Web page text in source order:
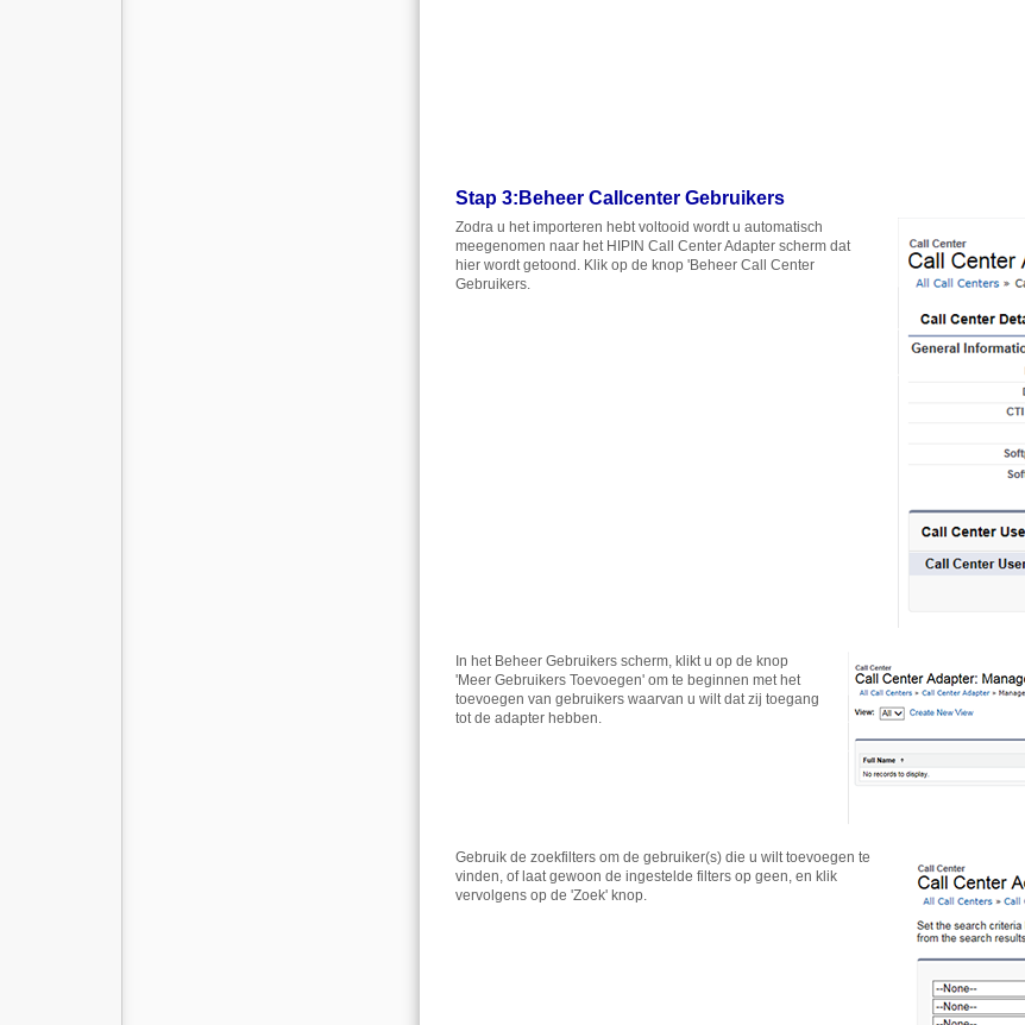
Stap 3: Beheer Callcenter Gebruikers
Zodra u het importeren hebt voltooid wordt u automatisch
meegenomen naar het HIPIN Call Center Adapter scherm dat
hier wordt getoond. Klik op de knop 'Beheer Call Center
Gebruikers.
In het Beheer Gebruikers scherm, klikt u op de knop
'Meer Gebruikers Toevoegen' om te beginnen met het
toevoegen van gebruikers waarvan u wilt dat zij toegang
tot de adapter hebben.
Gebruik de zoekfilters om de gebruiker(s) die u wilt toevoegen te
vinden, of laat gewoon de ingestelde filters op geen, en klik
vervolgens op de 'Zoek' knop.